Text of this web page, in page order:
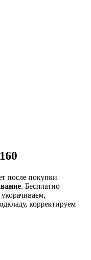
после покупки
. Бесплатно
корректируем